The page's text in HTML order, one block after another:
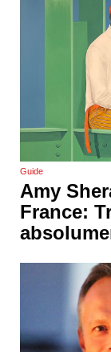
Guide
Amy
France: